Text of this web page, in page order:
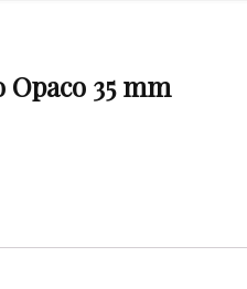
35 mm